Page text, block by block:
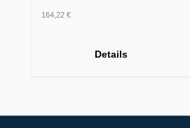
Regulärer Preis:
164,22 €
Details